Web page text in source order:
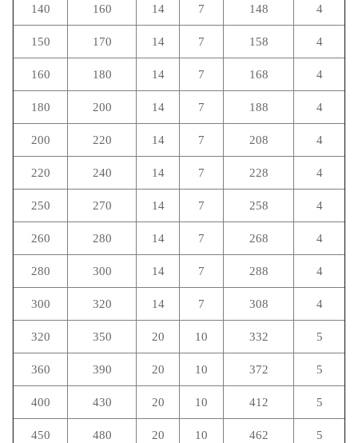
140 160 14 7 148 4
150 170 14 7 158 4
160 180 14 7 168 4
180 200 14 7 188 4
200 220 14 7 208 4
220 240 14 7 228 4
250 270 14 7 258 4
260 280 14 7 268 4
280 300 14 7 288 4
300 320 14 7 308 4
320 350 20 10 332 5
360 390 20 10 372 5
400 430 20 10 412 5
450 480 20 10 462 5